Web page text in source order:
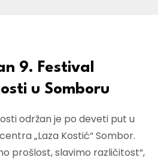
9. Festival
u Somboru
održan je po deveti put u
„Laza Kostić“ Sombor.
prošlost, slavimo različitost“,